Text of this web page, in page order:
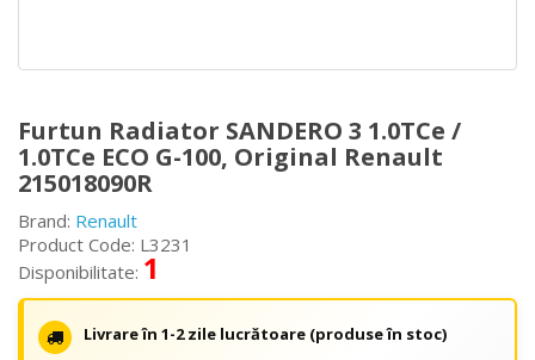
Furtun Radiator SANDERO 3 1.0TCe /
1.0TCe ECO G-100, Original Renault
215018090R
Brand: Renault
Product Code: L3231
Disponibilitate: 1
Livrare în 1-2 zile lucrătoare (produse în stoc)